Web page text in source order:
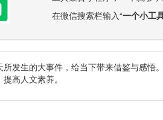
在微信搜索栏输入“一个小工
发生的大事件，给当下带来借鉴与感
高人文素养。